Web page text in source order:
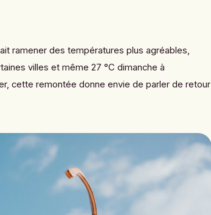
ramener des températures plus agréables,
villes et même 27 °C dimanche à
cette remontée donne envie de parler de retour